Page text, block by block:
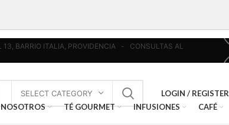
13, BARRIO ITALIA, PROVIDENCIA - CONSULTAS AL
SELECT CATEGORY LOGIN / REGISTER
NOSOTROS TÉ GOURMET INFUSIONES CAFÉ